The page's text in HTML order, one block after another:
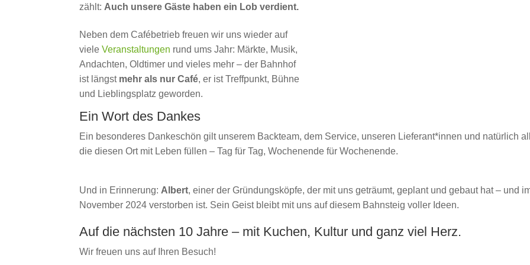
zählt: Auch unsere Gäste haben ein Lob verdient.
Neben dem Cafébetrieb freuen wir uns wieder auf
vieleVeranstaltungen rund ums Jahr: Märkte, Musik,
Andachten, Oldtimer und vieles mehr – der Bahnhof
ist längst mehr als nur Café, er ist Treffpunkt, Bühne
und Lieblingsplatz geworden.
Ein Wort des Dankes
Ein besonderes Dankeschön gilt unserem Backteam, dem Service, unseren Lieferant*innen und natürlich
die diesen Ort mit Leben füllen – Tag für Tag, Wochenende für Wochenende.
Und in Erinnerung:Albert, einer der Gründungsköpfe, der mit uns geträumt, geplant und gebaut hat – und
November 2024 verstorben ist. Sein Geist bleibt mit uns auf diesem Bahnsteig voller Ideen.
Auf die nächsten 10 Jahre – mit Kuchen, Kultur und ganz viel Herz.
Wir freuen uns auf Ihren Besuch!